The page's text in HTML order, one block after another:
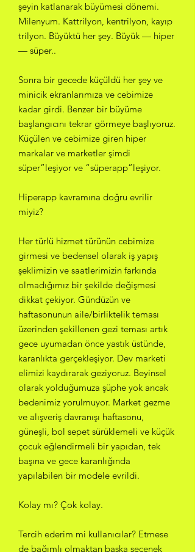
şeyin katlanarak büyümesi dönemi.
Milenyum. Kattrilyon, kentrilyon, kayıp
trilyon. Büyüktü her şey. Büyük — hiper
— süper..
Sonra bir gecede küçüldü her şey ve
minicik ekranlarımıza ve cebimize
kadar girdi. Benzer bir büyüme
başlangıcını tekrar görmeye başlıyoruz.
Küçülen ve cebimize giren hiper
markalar ve marketler şimdi
süper”leşiyor ve “süperapp”leşiyor.
Hiperapp kavramına doğru evrilir
miyiz?
Her türlü hizmet türünün cebimize
girmesi ve bedensel olarak iş yapış
şeklimizin ve saatlerimizin farkında
olmadığımız bir şekilde değişmesi
dikkat çekiyor. Gündüzün ve
haftasonunun aile/birliktelik teması
üzerinden şekillenen gezi teması artık
gece uyumadan önce yastık üstünde,
karanlıkta gerçekleşiyor. Dev marketi
elimizi kaydırarak geziyoruz. Beyinsel
olarak yolduğumuza şüphe yok ancak
bedenimiz yorulmuyor. Market gezme
ve alışveriş davranışı haftasonu,
güneşli, bol sepet sürüklemeli ve küçük
çocuk eğlendirmeli bir yapıdan, tek
başına ve gece karanlığında
yapılabilen bir modele evrildi.
Kolay mı? Çok kolay.
Tercih ederim mi kullanıcılar? Etmese
de bağımlı olmaktan başka seçenek